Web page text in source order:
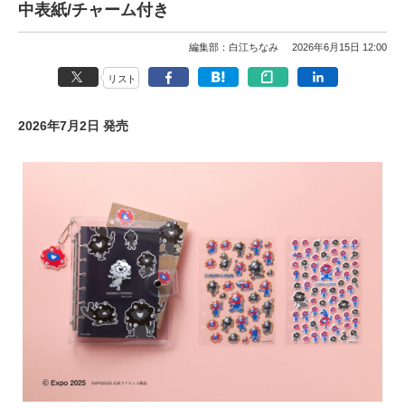
中表紙/チャーム付き
編集部：白江ちなみ 2026年6月15日 12:00
リスト
2026年7月2日 発売